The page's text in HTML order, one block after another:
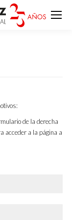
de la derecha
acceder a la página a